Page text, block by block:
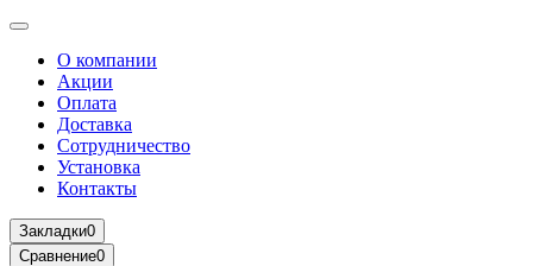
О компании
Акции
Оплата
Доставка
Сотрудничество
Установка
Контакты
Закладки0
Сравнение0